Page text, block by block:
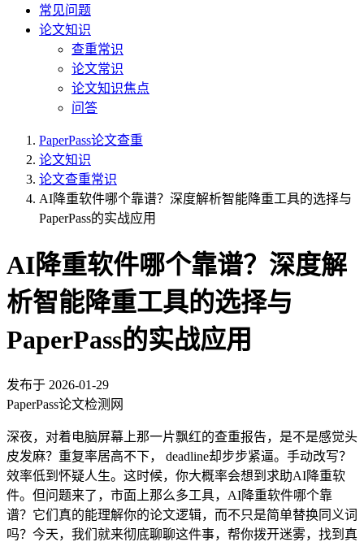
常见问题
论文知识
查重常识
论文常识
论文知识焦点
问答
PaperPass论文查重
论文知识
论文查重常识
AI降重软件哪个靠谱？深度解析智能降重工具的选择与
PaperPass的实战应用
AI降重软件哪个靠谱？深度解
析智能降重工具的选择与
PaperPass的实战应用
发布于 2026-01-29
PaperPass论文检测网
深夜，对着电脑屏幕上那一片飘红的查重报告，是不是感觉头
皮发麻？重复率居高不下， deadline却步步紧逼。手动改写？
效率低到怀疑人生。这时候，你大概率会想到求助AI降重软
件。但问题来了，市面上那么多工具，AI降重软件哪个靠
谱？它们真的能理解你的论文逻辑，而不只是简单替换同义词
吗？今天，我们就来彻底聊聊这件事，帮你拨开迷雾，找到真